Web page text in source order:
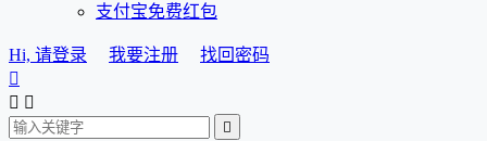
支付宝免费红包
Hi, 请登录 我要注册
找回密码

 
